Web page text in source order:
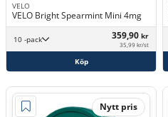
VELO
VELO Bright Spearmint Mini 4mg
10 -pack 359,90 kr
35,99 kr/st
Köp
Nytt pris